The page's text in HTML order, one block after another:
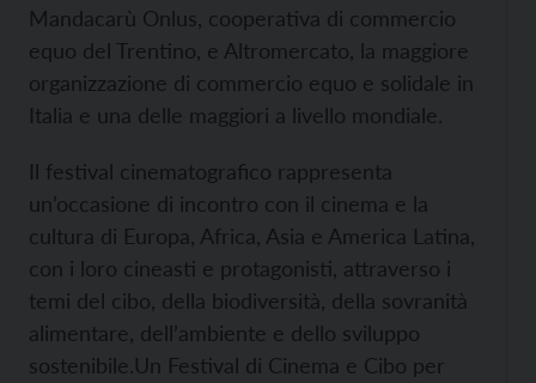
Mandacarù Onlus, cooperativa di commercio
equo del Trentino, e Altromercato, la maggiore
organizzazione di commercio equo e solidale in
Italia e una delle maggiori a livello mondiale.
Il festival cinematografico rappresenta
un’occasione di incontro con il cinema e la
cultura di Europa, Africa, Asia e America Latina,
con i loro cineasti e protagonisti, attraverso i
temi del cibo, della biodiversità, della sovranità
alimentare, dell’ambiente e dello sviluppo
sostenibile.Un Festival di Cinema e Cibo per